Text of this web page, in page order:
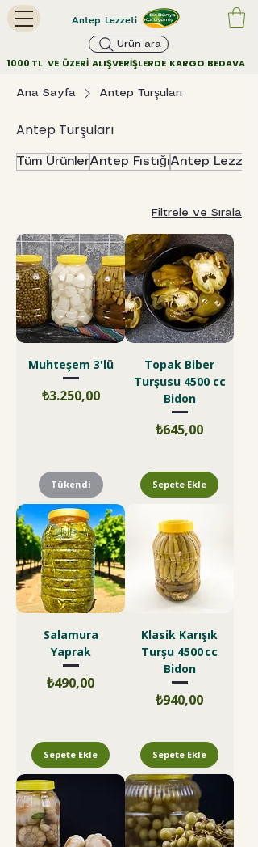
Antep Lezzeti
Ürün ara
1000 TL   VE  ÜZERİ  ALIŞVERİŞLERDE  KARGO  BEDAVA
Ana Sayfa Antep Turşuları
Antep Turşuları
Tüm ÜrünlerAntep FıstığıAntep
Filtrele ve Sırala
Muhteşem 3'lü
Fiyat
₺3.250,00
Tükendi
Topak Biber
Turşusu 4500 cc
Bidon
Fiyat
₺645,00
Sepete Ekle
Salamura
Yaprak
Fiyat
₺490,00
Sepete Ekle
Klasik Karışık
Turşu 4500 cc
Bidon
Fiyat
₺940,00
Sepete Ekle